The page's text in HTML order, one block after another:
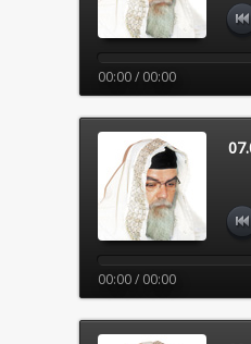
00:00 / 00:00
00:00 / 00:00